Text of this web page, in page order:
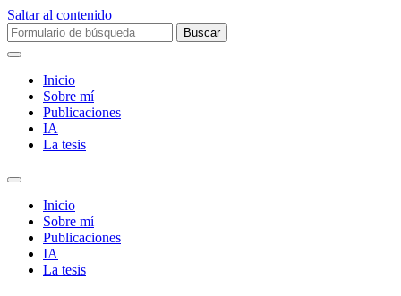
Saltar al contenido
Buscar:
Inicio
Sobre mí­
Publicaciones
IA
La tesis
Alternar
campo
búsqueda
Inicio
Sobre mí­
Publicaciones
IA
La tesis